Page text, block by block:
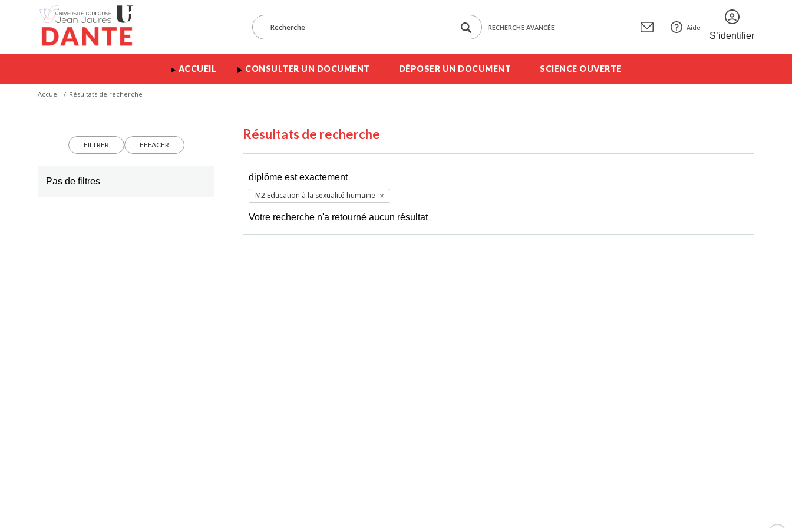
RECHERCHE AVANCÉE Aide
S’identifier
ACCUEIL CONSULTER UN DOCUMENT DÉPOSER UN DOCUMENT SCIENCE OUVERTE
Accueil Résultats de recherche
FILTRER EFFACER
Pas de filtres
Résultats de recherche
diplôme est exactement
M2 Education à la sexualité humaine
Votre recherche n'a retourné aucun résultat